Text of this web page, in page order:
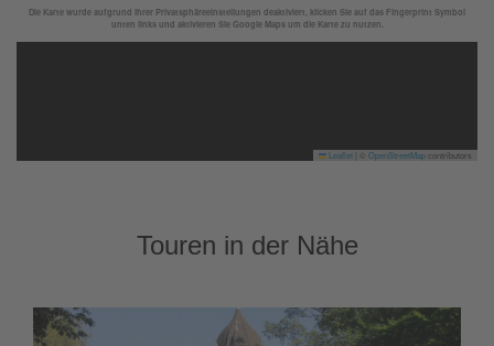
Die Karte wurde aufgrund Ihrer Privatsphäreeinstellungen deaktiviert, klicken Sie auf das Fingerprint Symbol
unten links und aktivieren Sie Google Maps um die Karte zu nutzen.
Leaflet OpenStreetMapcontributors
Touren in der Nähe